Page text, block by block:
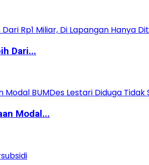
Dari...
Modal...